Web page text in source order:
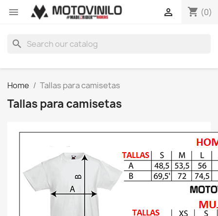
 shopping_cart (0)

search
Home Tallas para camisetas
Tallas para camisetas